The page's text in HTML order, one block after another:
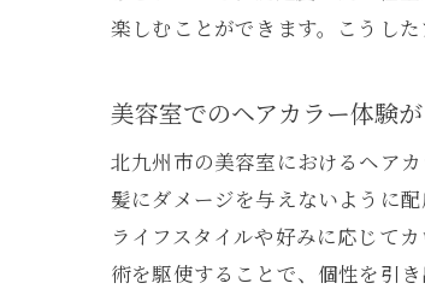
楽しむことができます。こうし
美容室でのヘアカラー体験
北九州市の美容室におけるヘア
髪にダメージを与えないように
ライフスタイルや好みに応じて
術を駆使することで、個性を引